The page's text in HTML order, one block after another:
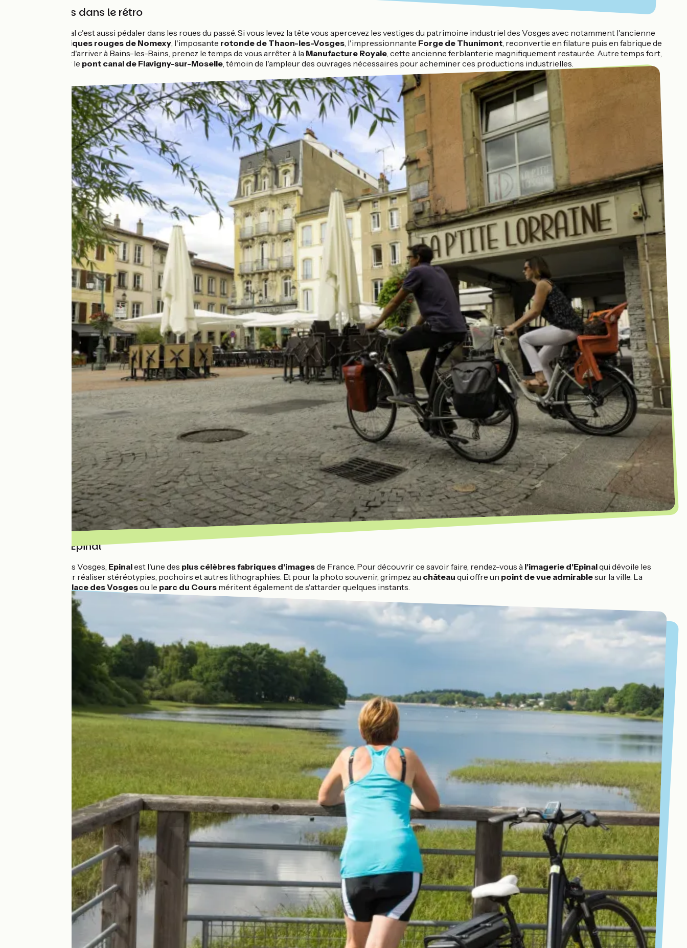
Les Vosges dans le rétro
Suivre un canal c'est aussi pédaler dans les roues du passé. Si vous levez la tête vous apercevez les vestiges du patrimoine industriel des Vosges avec notamment l'ancienne
filature en briques rouges de Nomexy , l'imposante rotonde de Thaon-les-Vosges , l'impressionnante Forge de Thunimont , reconvertie en filature puis en fabrique de
langes. Avant d'arriver à Bains-les-Bains, prenez le temps de vous arrêter à la Manufacture Royale , cette ancienne ferblanterie magnifiquement restaurée. Autre temps fort,
le passage sur le pont canal de Flavigny-sur-Moselle , témoin de l'ampleur des ouvrages nécessaires pour acheminer ces productions industrielles.
Images d'Epinal
Préfecture des Vosges, Epinalest l'une des plus célèbres fabriques d'imagesde France. Pour découvrir ce savoir faire, rendez-vous à l'imagerie d'Epinalqui dévoile les
procédés pour réaliser stéréotypies, pochoirs et autres lithographies. Et pour la photo souvenir, grimpez au château qui offre un point de vue admirablesur la ville. La
place des Vosgesou le parc du Cours méritent également de s'attarder quelques instants.